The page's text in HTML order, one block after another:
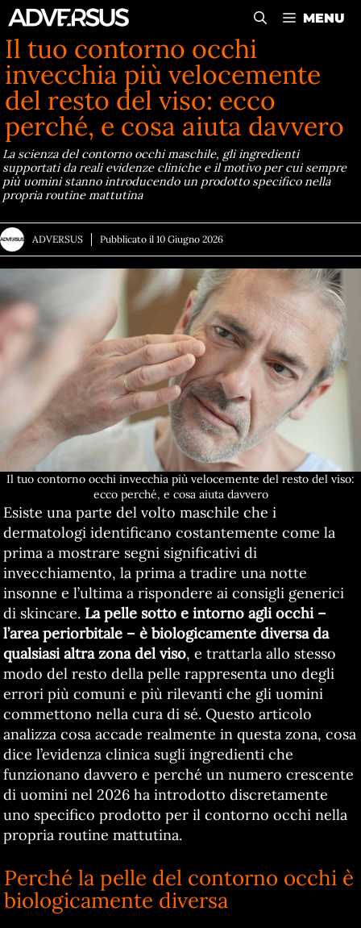
Vai
al
contenuto
MENU
Il tuo contorno occhi
invecchia più velocemente
del resto del viso: ecco
perché, e cosa aiuta davvero
La scienza del contorno occhi maschile, gli ingredienti
supportati da reali evidenze cliniche e il motivo per cui sempre
più uomini stanno introducendo un prodotto specifico nella
propria routine mattutina
ADVERSUS Pubblicato il 10 Giugno 2026
Il tuo contorno occhi invecchia più velocemente del resto del viso:
ecco perché, e cosa aiuta davvero
Esiste una parte del volto maschile che i
dermatologi identificano costantemente come la
prima a mostrare segni significativi di
invecchiamento, la prima a tradire una notte
insonne e l’ultima a rispondere ai consigli generici
di skincare. La pelle sotto e intorno agli occhi –
l’area periorbitale – è biologicamente diversa da
qualsiasi altra zona del viso, e trattarla allo stesso
modo del resto della pelle rappresenta uno degli
errori più comuni e più rilevanti che gli uomini
commettono nella cura di sé. Questo articolo
analizza cosa accade realmente in questa zona, cosa
dice l’evidenza clinica sugli ingredienti che
funzionano davvero e perché un numero crescente
di uomini nel 2026 ha introdotto discretamente
uno specifico prodotto per il contorno occhi nella
propria routine mattutina.
Perché la pelle del contorno occhi è
biologicamente diversa